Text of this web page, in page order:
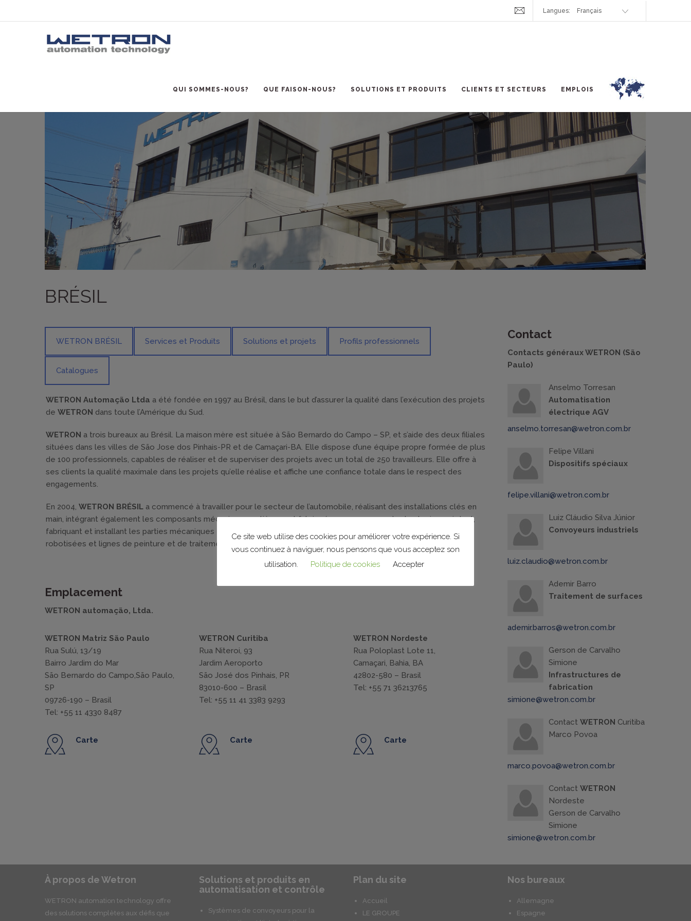
Langues:
QUI SOMMES-NOUS? QUE FAISON-NOUS? SOLUTIONS ET PRODUITS CLIENTS ET SECTEURS EMPLOIS
BRÉSIL
WETRON BRÉSIL Services et Produits Solutions et projets Profils professionnels
Catalogues
WETRON Automação Ltda a été fondée en 1997 au Brésil, dans le but d’assurer la qualité dans l’exécution des projets
de WETRON dans toute l’Amérique du Sud.
WETRON a trois bureaux au Brésil. La maison mère est située à São Bernardo do Campo – SP, et s’aide des deux filiales
situées dans les villes de São Jose dos Pinhais-PR et de Camaçari-BA. Elle dispose d’une équipe propre formée de plus
de 100 professionnels, capables de réaliser et de superviser des projets avec un total de 250 travailleurs. Elle offre à
ses clients la qualité maximale dans les projets qu’elle réalise et affiche une confiance totale dans le respect des
engagements.
En 2004, WETRON BRÉSIL a commencé à travailler pour le secteur de l’automobile, réalisant des installations clés en
main, intégrant également les composants mécaniques entièrement fabriqués avec sa propre technologie, projetant,
fabriquant et installant les parties mécaniques et électriques : lignes de convoyeurs, cellules et lignes de soudure
robotisées et lignes de peinture et de traitement de surfaces.
Emplacement
WETRON automação, Ltda.
WETRON Matriz São Paulo
Rua Sulú, 13/19
Bairro Jardim do Mar
São Bernardo do Campo,São Paulo,
SP
09726-190 – Brasil
Tel: +55 11 4330 8487
WETRON Curitiba
Rua Niteroi, 93
Jardim Aeroporto
São José dos Pinhais, PR
83010-600 – Brasil
Tel: +55 11 41 3383 9293
WETRON Nordeste
Rua Poloplast Lote 11,
Camaçari, Bahia, BA
42802-580 – Brasil
Tel: +55 71 36213765
Carte Carte Carte
Contact
Contacts généraux WETRON (São
Paulo)
Anselmo Torresan
Automatisation
électrique AGV
anselmo.torresan@wetron.com.br
Felipe Villani
Dispositifs spéciaux
felipe.villani@wetron.com.br
Luiz Cláudio Silva Júnior
Convoyeurs industriels
luiz.claudio@wetron.com.br
Ademir Barro
Traitement de surfaces
ademir.barros@wetron.com.br
Gerson de Carvalho
Simione
Infrastructures de
fabrication
simione@wetron.com.br
Contact WETRON Curitiba
Marco Povoa
marco.povoa@wetron.com.br
Contact WETRON
Nordeste
Gerson de Carvalho
Simione
simione@wetron.com.br
À propos de Wetron
WETRON automation technology offre
des solutions complètes aux défis que
Solutions et produits en
automatisation et contrôle
Systèmes de convoyeurs pour la
Plan du site
Accueil
LE GROUPE
Nos bureaux
Allemagne
Espagne
Ce site web utilise des cookies pour améliorer votre expérience. Si
vous continuez à naviguer, nous pensons que vous acceptez son
utilisation.
Politique de cookies Accepter